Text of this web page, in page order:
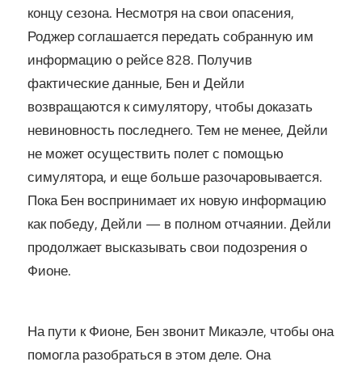
концу сезона. Несмотря на свои опасения,
Роджер соглашается передать собранную им
информацию о рейсе 828. Получив
фактические данные, Бен и Дейли
возвращаются к симулятору, чтобы доказать
невиновность последнего. Тем не менее, Дейли
не может осуществить полет с помощью
симулятора, и еще больше разочаровывается.
Пока Бен воспринимает их новую информацию
как победу, Дейли — в полном отчаянии. Дейли
продолжает высказывать свои подозрения о
Фионе.
На пути к Фионе, Бен звонит Микаэле, чтобы она
помогла разобраться в этом деле. Она